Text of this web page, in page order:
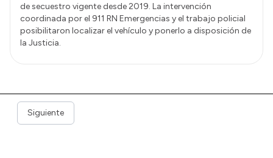
de secuestro vigente desde 2019. La intervención
coordinada por el 911 RN Emergencias y el trabajo policial
posibilitaron localizar el vehículo y ponerlo a disposición de
la Justicia.
Siguiente